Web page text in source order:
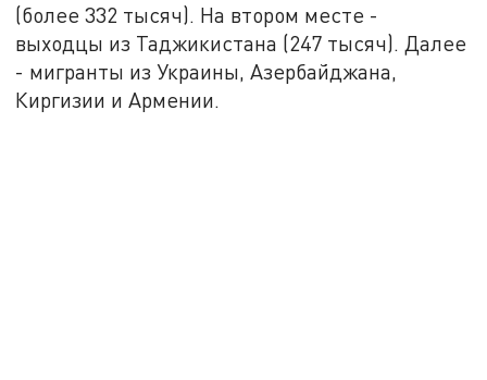
(более 332 тысяч). На втором месте -
выходцы из Таджикистана (247 тысяч). Далее
- мигранты из Украины, Азербайджана,
Киргизии и Армении.